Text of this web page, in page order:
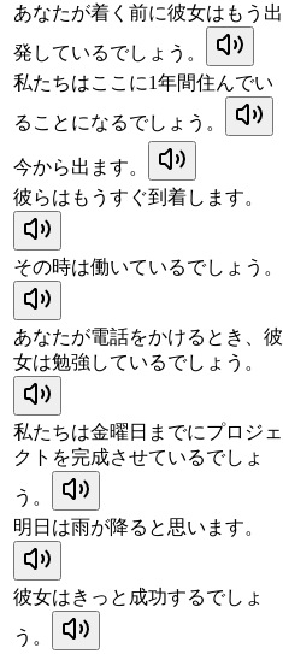
あなたが着く前に彼女はもう出
発しているでしょう。
私たちはここに1年間住んでい
ることになるでしょう。
今から出ます。
彼らはもうすぐ到着します。
その時は働いているでしょう。
あなたが電話をかけるとき、彼
女は勉強しているでしょう。
私たちは金曜日までにプロジェ
クトを完成させているでしょ
う。
明日は雨が降ると思います。
彼女はきっと成功するでしょ
う。